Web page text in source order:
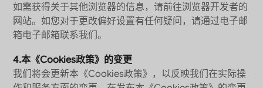
如需获得关于其他浏览器的信息，请前往浏览器开发者的
网站。如您对于更改偏好设置有任何疑问，请通过电子邮
箱电子邮箱联系我们。
4.本《Cookies政策》的变更
我们将会更新本《Cookies政策》，以反映我们在实际操